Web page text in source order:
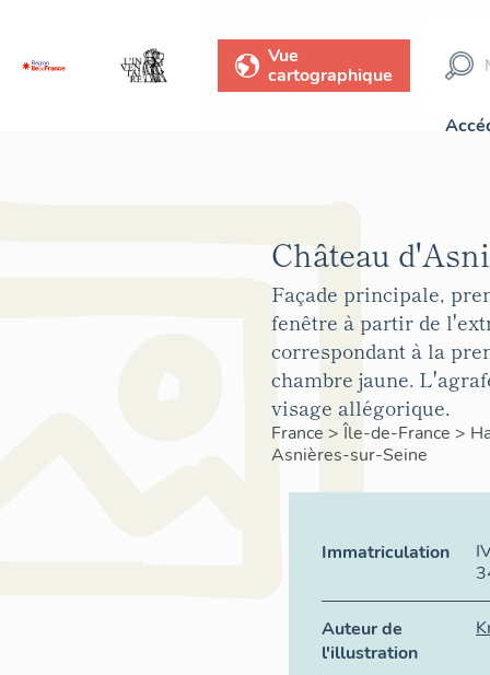
Vue
cartographique
Château
Façade principale,
fenêtre à partir de
correspondant à la
chambre jaune.
visage allégorique.
France >Île-de-France >
Asnières-sur-Seine
Immatriculation
Auteur de
l'illustration